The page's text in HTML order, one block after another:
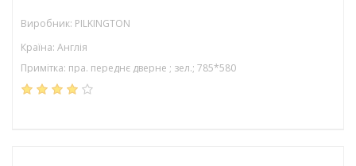
Виробник: PILKINGTON
Країна: Англія
Примітка: пра. переднє дверне ; зел.; 785*580